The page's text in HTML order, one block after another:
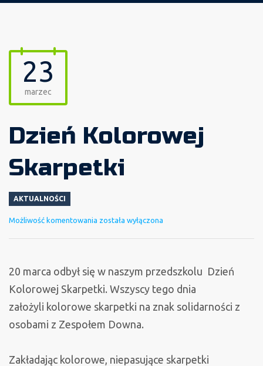
23
marzec
Dzień Kolorowej
Skarpetki
AKTUALNOŚCI
Możliwość komentowania Dzień
została wyłączona
20 marca odbył się w naszym przedszkolu Dzień
Kolorowej Skarpetki. Wszyscy tego dnia
założyli kolorowe skarpetki na znak solidarności z
osobami z Zespołem Downa.
Zakładając kolorowe, niepasujące skarpetki